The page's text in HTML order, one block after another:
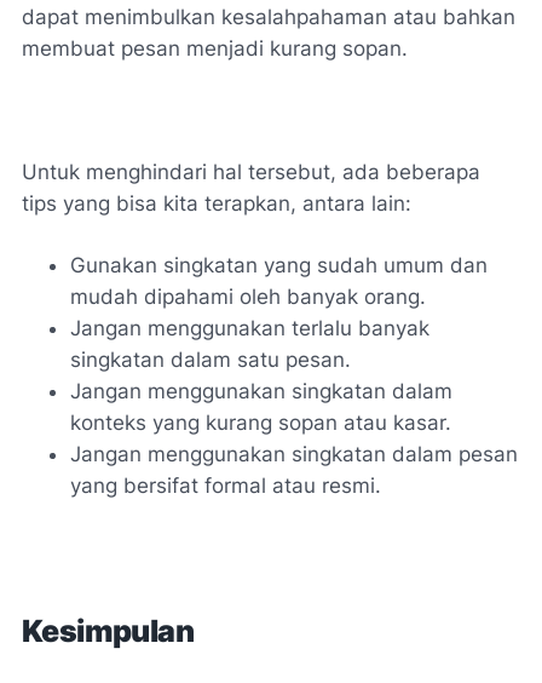
dapat menimbulkan kesalahpahaman atau bahkan
membuat pesan menjadi kurang sopan.
Untuk menghindari hal tersebut, ada beberapa
tips yang bisa kita terapkan, antara lain:
Gunakan singkatan yang sudah umum dan
mudah dipahami oleh banyak orang.
Jangan menggunakan terlalu banyak
singkatan dalam satu pesan.
Jangan menggunakan singkatan dalam
konteks yang kurang sopan atau kasar.
Jangan menggunakan singkatan dalam pesan
yang bersifat formal atau resmi.
Kesimpulan